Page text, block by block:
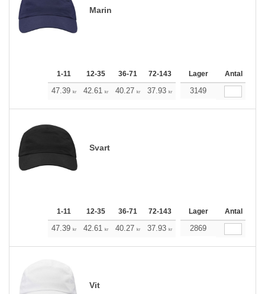
Marin
1-11 12-35 36-71 72-143 144-287 288 +
Lager Antal
47.39 kr 42.61 kr 40.27 kr 37.93 kr 35.49kr
3149
Svart
1-11 12-35 36-71 72-143 144-287 288 +
Lager Antal
47.39 kr 42.61 kr 40.27 kr 37.93 kr 35.49kr
2869
Vit